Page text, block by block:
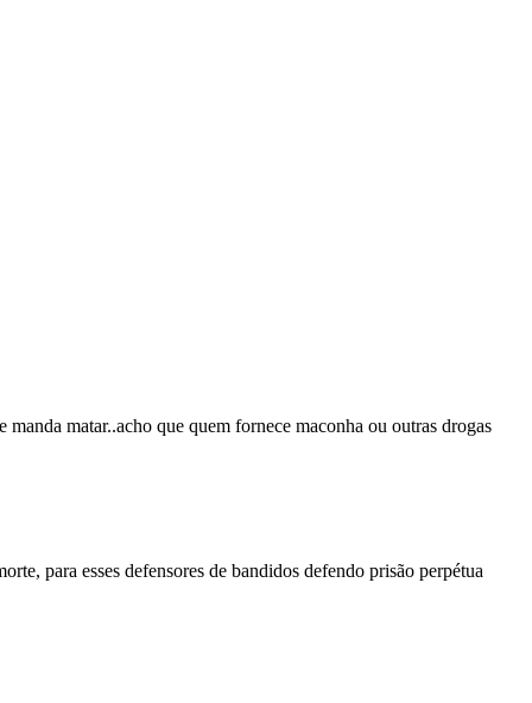
matar..acho que quem fornece maconha ou outras drogas
para esses defensores de bandidos defendo prisão perpétua